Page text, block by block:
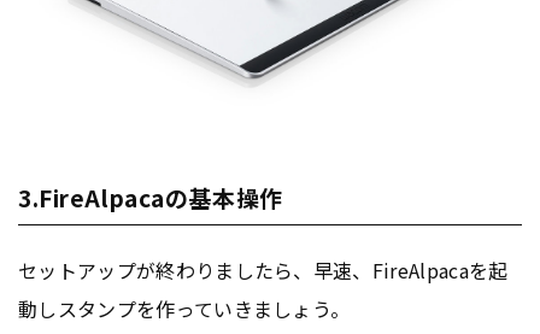
3.FireAlpacaの基本操作
セットアップが終わりましたら、早速、FireAlpacaを起
動しスタンプを作っていきましょう。